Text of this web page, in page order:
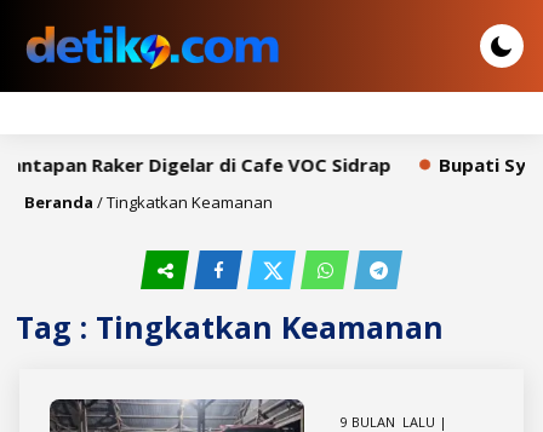
Raker Digelar di Cafe VOC Sidrap Bupati
Beranda /​Tingkatkan Keamanan
Tag : ​Tingkatkan Keamanan
9 BULAN LALU |